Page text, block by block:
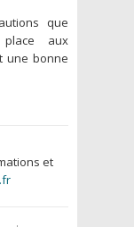
que
aux
une bonne
et